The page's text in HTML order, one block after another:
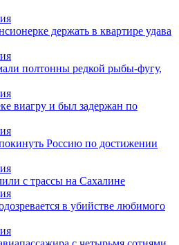
держать в квартире удава
полтонны редкой рыбы-фугу,
виагру и был задержан по
Россию по достижении
с трассы на Сахалине
в убийстве любимого